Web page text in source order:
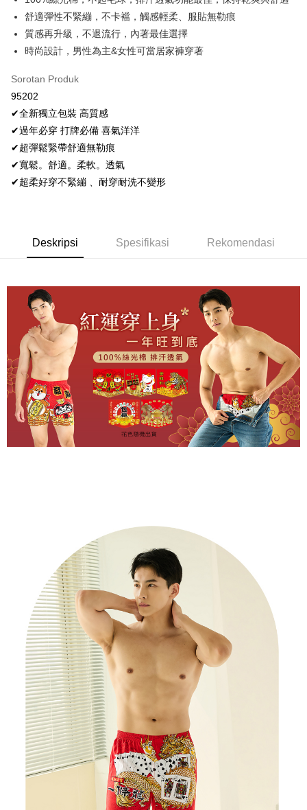
Plus PAY
[Terma Penggunaan untuk OP Pay Later]
Perkhidmatan ini disediakan oleh Taiwan Mobile dan tersedia untuk
pengguna Taiwan Mobile tanpa memerlukan permohonan tambahan.
Jika anda memilih OP Pay Later sebagai kaedah pembayaran, sistem
akan mengarahkan anda secara automatik ke proses transaksi OP Pay
Later selepas pesanan dibuat. Anda perlu mengesahkan nombor telefon
akhir pembayaran. Transaksi akan dianggap selesai setelah pembayaran
yang dikenakan adalah tertakluk kepada maklumat yang dinyatakan
pada halaman pengesahan transaksi seterusnya.
dibuat, atau jika permohonan gagal dalam proses semakan, pesanan
akan dibatalkan secara automatik. Jika permohonan gagal pada
peringkat "semakan manual", ini bermakna kriteria pemarkahan sistem
tidak dipenuhi; butiran penilaian khusus tidak akan didedahkan.
[Arahan Pembayaran]
Pembayaran ansuran melalui OP Pay Later akan dibilkan secara
berasingan dan tidak termasuk dalam bil telekom anda. SMS peringatan
pembayaran akan dihantar selepas kitaran bil bulanan.
Selepas mengakses bil melalui pautan dalam SMS, anda boleh
menyelesaikan pembayaran anda melalui salah satu saluran berikut: kod
bar kedai serbaneka, kedai runcit Taiwan Mobile, pemindahan bank,
melalui perkhidmatan ini pada masa transaksi. Hasil daripada pembelian
atau pembayaran ansuran akan dipindahkan oleh peniaga kepada
Syarikat, dan pelanggan hendaklah membuat pembayaran mengikut
perjanjian menggunakan sistem bil Syarikat.
Untuk memenuhi hubungan kontrak yang terjalin melalui persetujuan
penggunaan OP Pay Later, peniaga akan memberikan maklumat peribadi
anda (termasuk nama, nombor telefon, atau alamat) kepada Syarikat bagi
tujuan pengumpulan, pemprosesan dan penggunaan data yang
diperlukan untuk pengebilan ansuran, termasuk pengesahan,
pengesahan semula dan pembetulan.
Untuk terma perkhidmatan penuh, sila rujuk pautan berikut:
https://oppay.tw/userRule
" target="_blank" class="link revert-
style">https://oppay.tw/userRule
【Panduan Penggunaan Pembayaran Ansuran Gogo】
1. Perkhidmatan ini disediakan oleh Taiwan Mobile, pengguna telefon
mudah alih boleh segera menggunakan tanpa perlu memohon lagi.
(Hanya untuk nombor langganan peribadi, tidak terbuka untuk syarikat
dan kad prabayar)
2. Pilihan kaedah pembayaran "Pembayaran Ansuran Gogo", selepas
pesanan ditubuhkan, akan secara automatik dialihkan ke proses
AFTEE
Deskripsi
Pertama, Mengenai Perkhidmatan AFTEE Beli Sekarang Bayar Kemudian
1. Dengan memilih AFTEE sebagai kaedah pembayaran, mesej
pengesahan AFTEE akan muncul.
2. Anda boleh meneruskan pembayaran selepas pengesahan SMS.
3. Tiada bayaran diperlukan apabila pesanan disahkan. Produk akan
dihantar ke alamat yang ditetapkan.
pembayaran di empat kedai serbaneka utama, ATM atau perbankan
Sila ambil perhatian bahawa tempoh pembayaran adalah 14 hari. Walau
bagaimanapun, bagi mereka yang telah memuat turun Aplikasi AFTEE
dan mendaftar sebagai ahli AFTEE boleh menikmati tempoh pembayaran
sehingga 45 hari.
Tempoh pembayaran dikira dari masa kedai meminta pembayaran anda,
ditambah dengan bilangan hari yang boleh dilanjutkan oleh AFTEE. Anda
boleh melanjutkan tempoh pembayaran anda sebelum anda menerima
pesanan. Walau bagaimanapun, tiada jaminan bahawa anda boleh
menerima pesanan anda semasa tempoh pembayaran (cth.: produk
prapesanan atau produk yang mungkin mengambil masa yang lebih
lama untuk dihantar). Oleh itu, anda dikehendaki membuat pembayaran
kepada AFTEE dalam tempoh sama ada anda menerima pesanan.
3. Pada masa ini hanya tersedia untuk ahli Taiwan.
Ketiga, Syarat Perkhidmatan
Perkhidmatan AFTEE Beli Sekarang Bayar Kemudian disediakan oleh NP
Taiwan, Inc. dan AFTEE akan membuat bil kepada pengguna. AFTEE
akan menggunakan data peribadi yang dikumpul (termasuk nama
pembeli, no. telefon, nama penerima, no. telefon, alamat penerima) untuk
penggunaan perkhidmatan. Sila rujuk kepada "Penyata Pengumpulan
Data Peribadi, Pemprosesan, Penggunaan"
(https://aftee.tw/privacypolicy/
) untuk maklumat lanjut.
Jumlah yang diperakui untuk pengguna kali pertama yang lulus
kelulusan boleh sehingga NT$10,000. Jika pengguna tidak membuat
pembayaran dalam tempoh tersebut, yuran pembayaran lewat sebanyak
20% setahun akan dikenakan. Pengguna bawah umur dikehendaki
mendapatkan kebenaran daripada ibu bapa atau penjaga yang sah
untuk menggunakan AFTEE.
Sila hubungi NP Taiwan Inc. dics_tw@netprotections.co.jp
mempunyai sebarang kebimbangan mengenai pemprosesan dan
penggunaan pada data peribadi. Jika anda tidak bersetuju dengan data
peribadi yang disenaraikan seperti di atas akan dikumpul dan digunakan
oleh AFTEE, sila jangan gunakan perkhidmatan ini.
Hami Point
Deskripsi
「Hami Point」為中華電信所提供之點數服務，可於會員專區綁定中華電信
Pemindahan ATM
全家取貨付款
NT$499 atau lebih
付款後全家取貨
NT$80/pesanan | Penghantaran percuma untuk pesanan
NT$499 atau lebih
萊爾富取貨付款
NT$80/pesanan | Penghantaran percuma untuk pesanan
NT$799 atau lebih
付款後萊爾富取貨
付款後7-11取貨
NT$80/pesanan | Penghantaran percuma untuk pesanan
NT$799 atau lebih
7-11取貨(快速到店)
NT$90/pesanan
宅配/離島不配送
NT$80/pesanan | Penghantaran percuma untuk pesanan
NT$890 atau lebih
黑貓貨到付款
NT$120/pesanan
國家/地區配送
舒適彈性不緊繃，不卡襠，觸感輕柔、服貼無勒痕
質感再升級，不退流行，內著最佳選擇
時尚設計，男性為主&女性可當居家褲穿著
Sorotan Produk
95202
✔全新獨立包裝 高質感
✔過年必穿 打牌必備 喜氣洋洋
✔超彈鬆緊帶舒適無勒痕
✔寬鬆。舒適。柔軟。透氣
✔超柔好穿不緊繃 、耐穿耐洗不變形
Deskripsi Spesifikasi Rekomendasi